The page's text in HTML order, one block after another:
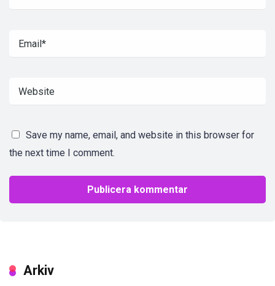
Save my name, email, and website in this browser for
the next time I comment.
Arkiv